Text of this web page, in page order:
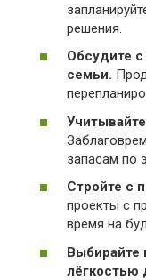
решения.
Обсудите
семьи.
запасам по
Стройте с
проекты с
время на
Выбирайте
лёгкостью